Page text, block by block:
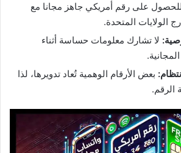
على رقم أمريكي جاهز مجانا مع
الولايات المتحدة.
لا تشارك معلومات حساسة أثناء
بعض الأرقام الوهمية تُعاد تدويرها، لذا
الرقم.